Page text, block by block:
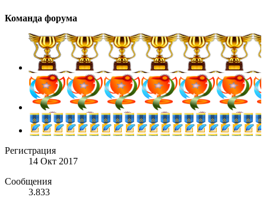
Команда форума
Регистрация
14 Окт 2017
Сообщения
3.833